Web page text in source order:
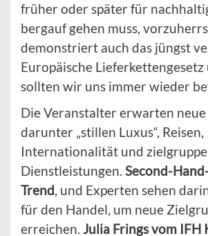
früher oder später für
bergauf gehen muss,
demonstriert auch das jüngst
Europäische Lieferkettengesetz
sollten wir uns immer wieder
Die Veranstalter erwarten neue
darunter „stillen Luxus“, Reisen,
Internationalität und
Dienstleistungen. Second-
Trend, und Experten sehen
für den Handel, um neue
erreichen. Julia Frings vom IFH